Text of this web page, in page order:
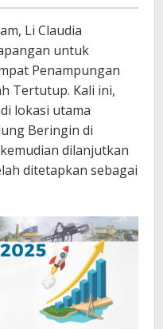
Li Claudia
untuk
Penampungan
Tertutup. Kali ini,
lokasi utama
Beringin di
dilanjutkan
ditetapkan sebagai